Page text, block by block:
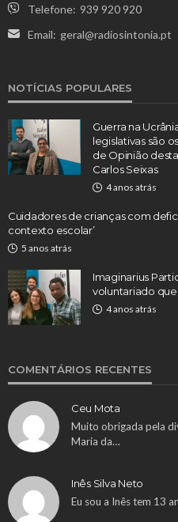
Telefone: 939 920 920
Email: geral@radiosintonia.pt
NOTÍCIAS POPULARES
Guerra na
legislativas são
de Opinião
Carlos Seixas
4 anos atrás
Cuidadores de crianças com
contexto escolar’
5 anos atrás
Imaginarius
voluntariado que
4 anos atrás
COMENTÁRIOS RECENTES
Ceu Mota
Muito obrigada pela
Maria da…
Inês Silva Neto
Eu sou a Inês tem 13